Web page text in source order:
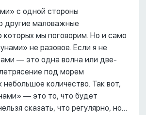
с одной стороны
другие маловажные
которых мы поговорим. Но и само
не разовое. Если я не
–– это одна волна или две-
под морем
небольшое количество. Так вот,
–– это то, что будет
сказать, что регулярно, но…